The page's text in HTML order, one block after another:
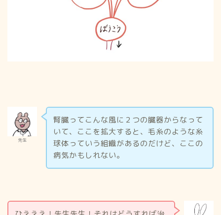
先生
腎臓ってこんな風に２つの臓器からなって
いて、ここを拡大すると、毛糸のような糸
球体っていう組織があるのだけど、ここの
病気かもしれない。